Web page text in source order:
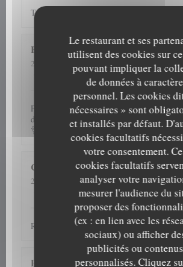
Le restaurant et ses
utilisent des cookies sur
pouvant impliquer la
de données à caractère
personnel. Les cookies
nécessaires » sont
et installés par défaut.
cookies facultatifs
votre consentement.
cookies facultatifs
analyser votre
mesurer l'audience du
proposer des
(ex : en lien avec les
sociaux) ou afficher
publicités ou contenus
personnalisés. Cliquez
Tout a été parfait ! Nous reviendrons avec
H
2026-08-06
- 20:00 - Couverts 5
/5 Ambiance:5/5 Cuisine: 5/5
Plats savoureux,service
dîner dans cet établissement et jamais
👌
Cathy
2026-08-06
- 13:00 - Couverts 2
Ambiance: 5/5 Cuisine: 5/5
Repas et accueil toujours au top
Patrick